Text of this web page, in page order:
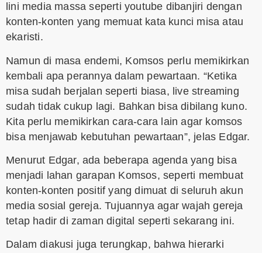
lini media massa seperti youtube dibanjiri dengan
konten-konten yang memuat kata kunci misa atau
ekaristi.
Namun di masa endemi, Komsos perlu memikirkan
kembali apa perannya dalam pewartaan. “Ketika
misa sudah berjalan seperti biasa, live streaming
sudah tidak cukup lagi. Bahkan bisa dibilang kuno.
Kita perlu memikirkan cara-cara lain agar komsos
bisa menjawab kebutuhan pewartaan”, jelas Edgar.
Menurut Edgar, ada beberapa agenda yang bisa
menjadi lahan garapan Komsos, seperti membuat
konten-konten positif yang dimuat di seluruh akun
media sosial gereja. Tujuannya agar wajah gereja
tetap hadir di zaman digital seperti sekarang ini.
Dalam diakusi juga terungkap, bahwa hierarki